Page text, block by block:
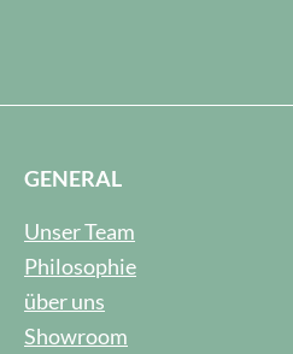
GENERAL
Unser Team
Philosophie
über uns
Showroom